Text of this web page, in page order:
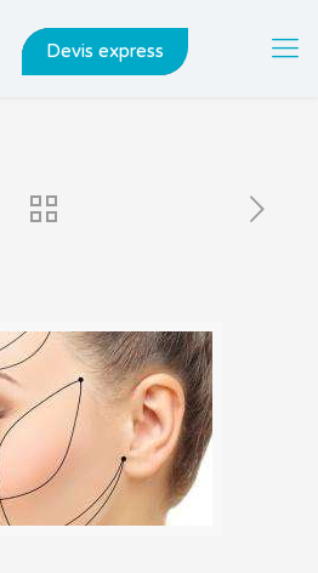
Devis express